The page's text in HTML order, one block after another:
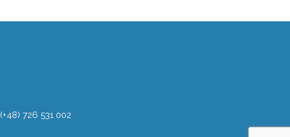
(+48) 726 531 002